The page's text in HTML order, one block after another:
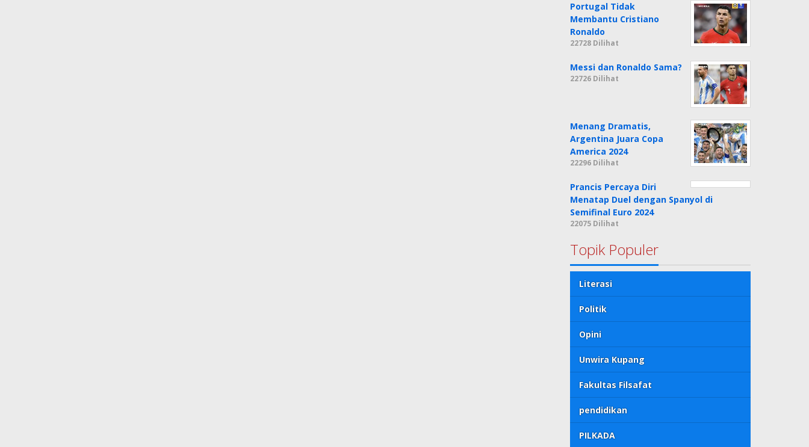
Portugal Tidak
Membantu Cristiano
Ronaldo
22728 Dilihat
Messi dan Ronaldo Sama?
22726 Dilihat
Menang Dramatis,
Argentina Juara Copa
America 2024
22296 Dilihat
Prancis Percaya Diri
Menatap Duel dengan Spanyol di
Semifinal Euro 2024
22075 Dilihat
Topik Populer
Literasi
Politik
Opini
Unwira Kupang
Fakultas Filsafat
pendidikan
PILKADA